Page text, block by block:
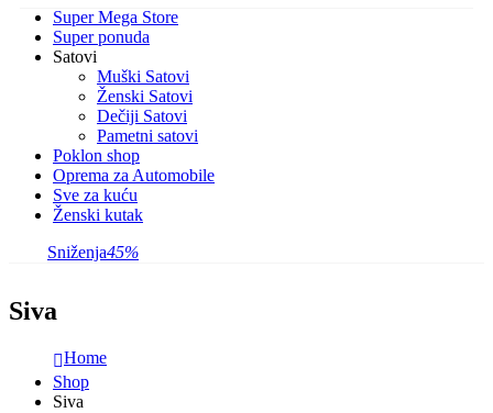
Super Mega Store
Super ponuda
Satovi
Muški Satovi
Ženski Satovi
Dečiji Satovi
Pametni satovi
Poklon shop
Oprema za Automobile
Sve za kuću
Ženski kutak
Sniženja45%
Siva
Home
Shop
Siva